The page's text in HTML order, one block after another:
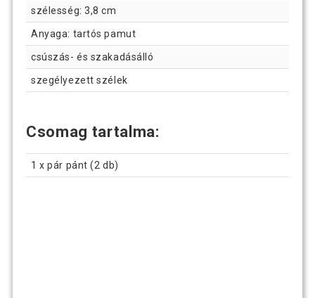
szélesség: 3,8 cm
Anyaga: tartós pamut
csúszás- és szakadásálló
szegélyezett szélek
Csomag tartalma:
1 x pár pánt (2 db)